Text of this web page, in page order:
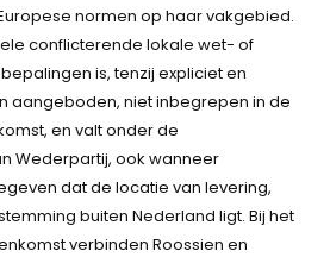
normen op haar vakgebied.
conflicterende lokale wet- of
is, tenzij expliciet en
aangeboden, niet inbegrepen in de
en valt onder de
Wederpartij, ook wanneer
dat de locatie van levering,
buiten Nederland ligt. Bij het
verbinden Roossien en